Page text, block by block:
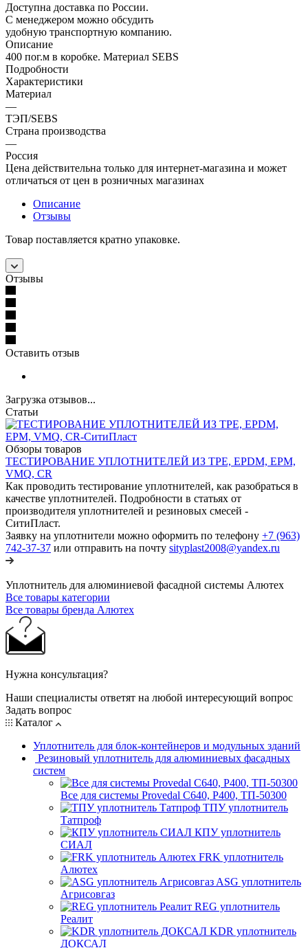
Доступна доставка по России.
С менеджером можно обсудить
удобную транспортную компанию.
Описание
400 пог.м в коробке. Материал SEBS
Подробности
Характеристики
Материал
—
ТЭП/SEBS
Страна производства
—
Россия
Цена действительна только для интернет-магазина и может
отличаться от цен в розничных магазинах
Описание
Отзывы
Товар поставляется кратно упаковке.
Отзывы
Оставить отзыв
Загрузка отзывов...
Статьи
Обзоры товаров
ТЕСТИРОВАНИЕ УПЛОТНИТЕЛЕЙ ИЗ TPE, EPDM, EPM,
VMQ, CR
Как проводить тестирование уплотнителей, как разобраться в
качестве уплотнителей. Подробности в статьях от
производителя уплотнителей и резиновых смесей -
СитиПласт.
Заявку на уплотнители можно оформить по телефону +7 (963)
742-37-37 или отправить на почту sityplast2008@yandex.ru
Уплотнитель для алюминиевой фасадной системы Алютех
Все товары категории
Все товары бренда Алютех
Нужна консультация?
Наши специалисты ответят на любой интересующий вопрос
Задать вопрос
Каталог
Уплотнитель для блок-контейнеров и модульных зданий
Резиновый уплотнитель для алюминиевых фасадных
систем
Все для системы Provedal С640, Р400, ТП-50300
ТПУ уплотнитель
Татпроф
КПУ уплотнитель
СИАЛ
FRK уплотнитель
Алютех
ASG уплотнитель
Агрисовгаз
REG уплотнитель
Реалит
KDR уплотнитель
ДОКСАЛ